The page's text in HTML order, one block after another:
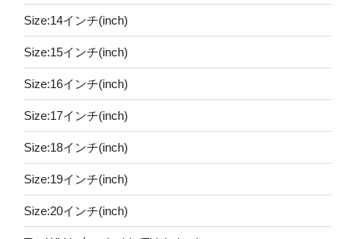
Size:14インチ(inch)
Size:15インチ(inch)
Size:16インチ(inch)
Size:17インチ(inch)
Size:18インチ(inch)
Size:19インチ(inch)
Size:20インチ(inch)